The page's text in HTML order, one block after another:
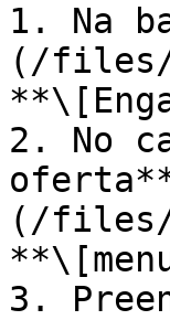
1. Na
(/files/
2. No
(/files/
3.